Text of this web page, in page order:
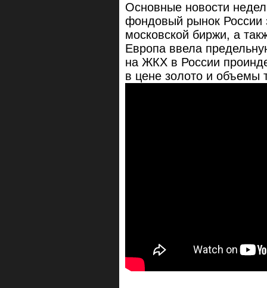
Основные новости
фондовый рынок России
московской биржи, а
Европа ввела
на ЖКХ в России
в цене золото и объемы